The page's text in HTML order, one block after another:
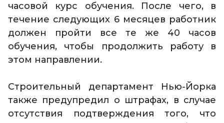
часовой курс обучения. После чего, в
течение следующих 6 месяцев работник
должен пройти все те же 40 часов
обучения, чтобы продолжить работу в
этом направлении.
Строительный департамент Нью-Йорка
также предупредил о штрафах, в случае
отсутствия подтверждения того, что